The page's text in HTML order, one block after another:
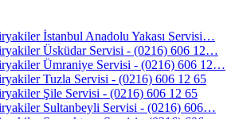
İstanbul Anadolu Yakası Servisi…
Üsküdar Servisi - (0216) 606 12…
Ümraniye Servisi - (0216) 606 12…
Tuzla Servisi - (0216) 606 12 65
Şile Servisi - (0216) 606 12 65
Sultanbeyli Servisi - (0216) 606…